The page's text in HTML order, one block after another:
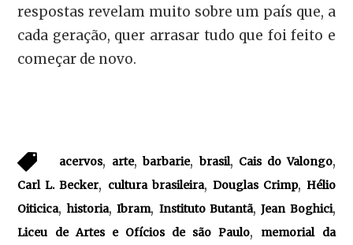
respostas revelam muito sobre um país que, a
cada geração, quer arrasar tudo que foi feito e
começar de novo.
acervos, arte,barbarie,brasil, Cais do Valongo,
Carl L. Becker, cultura brasileira, Douglas Crimp, Hélio
Oiticica,historia,Ibram, Instituto Butantã,Jean Boghici,
Liceu de Artes e Ofícios de são Paulo,
memorial da